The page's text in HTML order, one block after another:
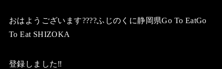
おはようございます????ふじのくに静岡県Go To EatGo
To Eat SHIZOKA
登録しました‼️